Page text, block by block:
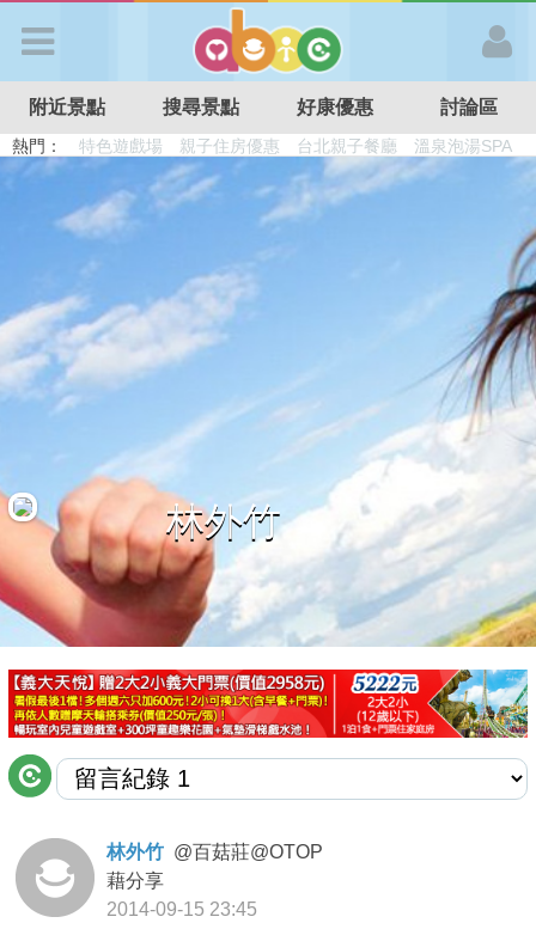
APP登入
首 頁
搜尋景點
好康優惠
最新留言
商家合作
推薦景點
討論區
聯絡我們
APP下載
附近景點 搜尋景點 好康優惠 討論區
熱門：
林外竹
林外竹 @百菇莊@OTOP
藉分享
2014-09-15 23:45